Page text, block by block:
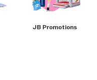
JB Promotions